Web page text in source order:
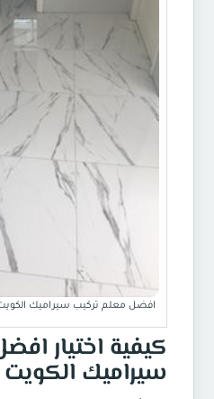
افضل معلم تركيب سيراميك
كيفية اختيار
سيراميك الكويت